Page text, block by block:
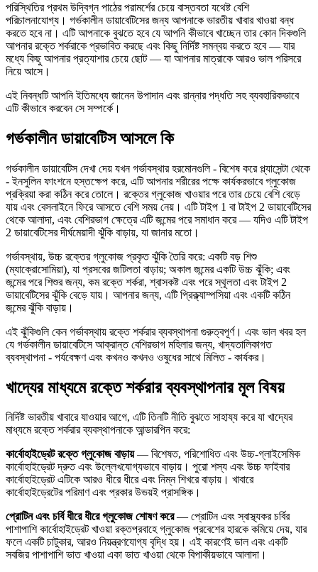
পরিস্থিতির প্রথম উদ্বিগ্ন পাঠের পরামর্শের চেয়ে বাস্তবতা যথেষ্ট বেশি
পরিচালনাযোগ্য। গর্ভকালীন ডায়াবেটিসের জন্য আপনাকে ভারতীয় খাবার খাওয়া বন্ধ
করতে হবে না। এটি আপনাকে বুঝতে হবে যে আপনি কীভাবে খাচ্ছেন তার কোন দিকগুলি
আপনার রক্তে শর্করাকে প্রভাবিত করছে এবং কিছু নির্দিষ্ট সমন্বয় করতে হবে — যার
মধ্যে কিছু আপনার প্রত্যাশার চেয়ে ছোট — যা আপনার মাত্রাকে আরও ভাল পরিসরে
নিয়ে আসে।
এই নিবন্ধটি আপনি ইতিমধ্যে জানেন উপাদান এবং রান্নার পদ্ধতি সহ ব্যবহারিকভাবে
এটি কীভাবে করবেন সে সম্পর্কে।
গর্ভকালীন ডায়াবেটিস আসলে কি
গর্ভকালীন ডায়াবেটিস দেখা দেয় যখন গর্ভাবস্থার হরমোনগুলি - বিশেষ করে প্ল্যাসেন্টা থেকে
- ইনসুলিন ফাংশনে হস্তক্ষেপ করে, এটি আপনার শরীরের পক্ষে কার্যকরভাবে গ্লুকোজ
প্রক্রিয়া করা কঠিন করে তোলে। রক্তের গ্লুকোজ খাওয়ার পরে তার চেয়ে বেশি বেড়ে
যায় এবং বেসলাইনে ফিরে আসতে বেশি সময় নেয়। এটি টাইপ 1 বা টাইপ 2 ডায়াবেটিসের
থেকে আলাদা, এবং বেশিরভাগ ক্ষেত্রে এটি জন্মের পরে সমাধান করে — যদিও এটি টাইপ
2 ডায়াবেটিসের দীর্ঘমেয়াদী ঝুঁকি বাড়ায়, যা জানার মতো।
গর্ভাবস্থায়, উচ্চ রক্তের গ্লুকোজ প্রকৃত ঝুঁকি তৈরি করে: একটি বড় শিশু
(ম্যাক্রোসোমিয়া), যা প্রসবের জটিলতা বাড়ায়; অকাল জন্মের একটি উচ্চ ঝুঁকি; এবং
জন্মের পরে শিশুর জন্য, কম রক্তে শর্করা, শ্বাসকষ্ট এবং পরে স্থূলতা এবং টাইপ 2
ডায়াবেটিসের ঝুঁকি বেড়ে যায়। আপনার জন্য, এটি প্রিক্ল্যাম্পসিয়া এবং একটি কঠিন
জন্মের ঝুঁকি বাড়ায়।
এই ঝুঁকিগুলি কেন গর্ভাবস্থায় রক্তে শর্করার ব্যবস্থাপনা গুরুত্বপূর্ণ। এবং ভাল খবর হল
যে গর্ভকালীন ডায়াবেটিসে আক্রান্ত বেশিরভাগ মহিলার জন্য, খাদ্যতালিকাগত
ব্যবস্থাপনা - পর্যবেক্ষণ এবং কখনও কখনও ওষুধের সাথে মিলিত - কার্যকর।
খাদ্যের মাধ্যমে রক্তে শর্করার ব্যবস্থাপনার মূল বিষয়
নির্দিষ্ট ভারতীয় খাবারে যাওয়ার আগে, এটি তিনটি নীতি বুঝতে সাহায্য করে যা খাদ্যের
মাধ্যমে রক্তে শর্করার ব্যবস্থাপনাকে আন্ডারপিন করে:
কার্বোহাইড্রেট রক্তে গ্লুকোজ বাড়ায়— বিশেষত, পরিশোধিত এবং উচ্চ-গ্লাইসেমিক
কার্বোহাইড্রেট দ্রুত এবং উল্লেখযোগ্যভাবে বাড়ায়। পুরো শস্য এবং উচ্চ ফাইবার
কার্বোহাইড্রেট এটিকে আরও ধীরে ধীরে এবং নিম্ন শিখরে বাড়ায়। খাবারে
কার্বোহাইড্রেটের পরিমাণ এবং প্রকার উভয়ই প্রাসঙ্গিক।
প্রোটিন এবং চর্বি ধীরে ধীরে গ্লুকোজ শোষণ করে— প্রোটিন এবং স্বাস্থ্যকর চর্বির
পাশাপাশি কার্বোহাইড্রেট খাওয়া রক্তপ্রবাহে গ্লুকোজ প্রবেশের হারকে কমিয়ে দেয়, যার
ফলে একটি চাটুকার, আরও নিয়ন্ত্রণযোগ্য বৃদ্ধি হয়। এই কারণেই ডাল এবং একটি
সবজির পাশাপাশি ভাত খাওয়া একা ভাত খাওয়া থেকে বিপাকীয়ভাবে আলাদা।